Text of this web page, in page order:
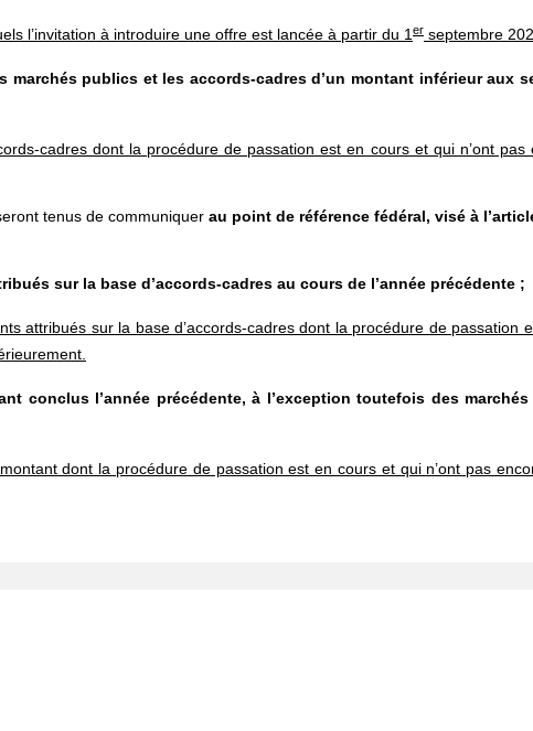
l’invitation à introduire une offre est lancée à partir du 1 er septembre
marchés publics et les accords-cadres d’un montant inférieur aux
cadres dont la procédure de passation est en cours et qui n’ont
tenus de communiquer au point de référence fédéral, visé à
sur la base d’accords-cadres au cours de l’année précédente ;
attribués sur la base d’accords-cadres dont la procédure de passation
conclus l’année précédente, à l’exception toutefois des
dont la procédure de passation est en cours et qui n’ont pas